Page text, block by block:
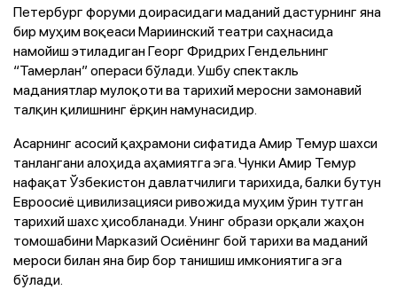
Петербург форуми доирасидаги маданий дастурнинг яна
бир муҳим воқеаси Мариинский театри саҳнасида
намойиш этиладиган Георг Фридрих Гендельнинг
“Тамерлан” операси бўлади. Ушбу спектакль
маданиятлар мулоқоти ва тарихий меросни замонавий
талқин қилишнинг ёрқин намунасидир.
Асарнинг асосий қаҳрамони сифатида Амир Темур шахси
танлангани алоҳида аҳамиятга эга. Чунки Амир Темур
нафақат Ўзбекистон давлатчилиги тарихида, балки бутун
Евроосиё цивилизацияси ривожида муҳим ўрин тутган
тарихий шахс ҳисобланади. Унинг образи орқали жаҳон
томошабини Марказий Осиёнинг бой тарихи ва маданий
мероси билан яна бир бор танишиш имкониятига эга
бўлади.